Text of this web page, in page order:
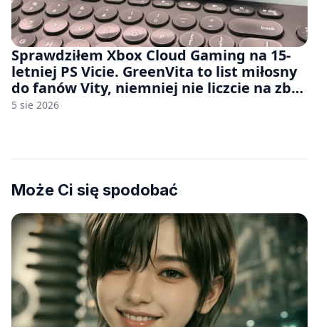
Sprawdziłem Xbox Cloud Gaming na 15-
letniej PS Vicie. GreenVita to list miłosny
do fanów Vity, niemniej nie liczcie na zbyt
wiele [FELIETON]
5 sie 2026
Może Ci się spodobać